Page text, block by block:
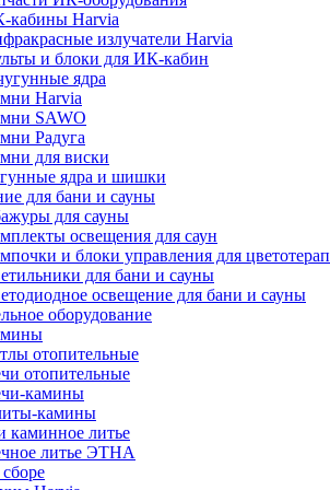
кабины Harvia
излучатели Harvia
и блоки для ИК-кабин
ядра
Harvia
SAWO
Радуга
для виски
ядра и шишки
для бани и сауны
для сауны
освещения для саун
и блоки управления для
для бани и сауны
освещение для бани и сауны
оборудование
отопительные
отопительные
камины
камины
каминное литье
литье ЭТНА